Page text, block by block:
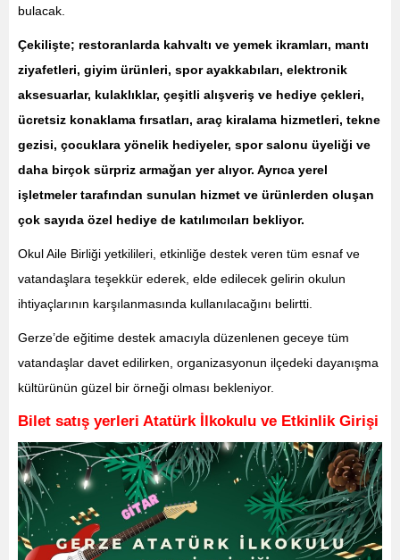
bulacak.
Çekilişte; restoranlarda kahvaltı ve yemek ikramları, mantı
ziyafetleri, giyim ürünleri, spor ayakkabıları, elektronik
aksesuarlar, kulaklıklar, çeşitli alışveriş ve hediye çekleri,
ücretsiz konaklama fırsatları, araç kiralama hizmetleri, tekne
gezisi, çocuklara yönelik hediyeler, spor salonu üyeliği ve
daha birçok sürpriz armağan yer alıyor. Ayrıca yerel
işletmeler tarafından sunulan hizmet ve ürünlerden oluşan
çok sayıda özel hediye de katılımcıları bekliyor.
Okul Aile Birliği yetkilileri, etkinliğe destek veren tüm esnaf ve
vatandaşlara teşekkür ederek, elde edilecek gelirin okulun
ihtiyaçlarının karşılanmasında kullanılacağını belirtti.
Gerze’de eğitime destek amacıyla düzenlenen geceye tüm
vatandaşlar davet edilirken, organizasyonun ilçedeki dayanışma
kültürünün güzel bir örneği olması bekleniyor.
Bilet satış yerleri Atatürk İlkokulu ve Etkinlik Girişi